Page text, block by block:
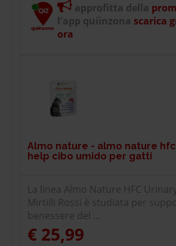
approfitta della
l'app quiinzona scarica
ora
Almo nature - almo nature
help cibo umido per gatti
La linea Almo Nature HFC
Mirtilli Rossi è studiata per
benessere del ...
€ 25,99